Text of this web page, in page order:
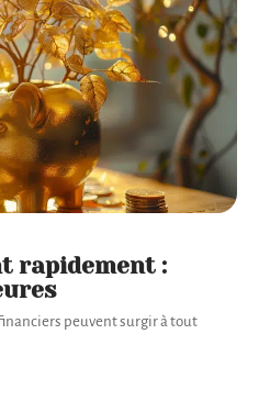
rapidement :
peuvent surgir à tout